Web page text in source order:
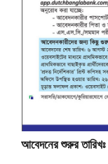
আবেদনের শুরুর তারিখঃ